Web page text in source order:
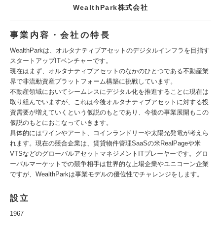
WealthPark株式会社
事業内容・会社の特長
WealthParkは、オルタナティブアセットのデジタルインフラを目指す
スタートアップITベンチャーです。
現在はまず、オルタナティブアセットのなかのひとつである不動産業
界で非流動資産プラットフォーム構築に挑戦しています。
不動産領域においてシームレスにデジタル化を推進することに現在は
取り組んでいますが、これは今後オルタナティブアセットに対する投
資需要が増えていくという仮説のもとであり、今後の事業展開もこの
仮説のもとにおこなっていきます。
具体的にはワインやアート、コインランドリーや太陽光発電が考えら
れます。現在の競合企業は、賃貸物件管理SaaSの米RealPageや米
VTSなどのグローバルアセットマネジメントITプレーヤーです。グロ
ーバルマーケットでの競争相手は世界的な上場企業やユニコーン企業
ですが、WealthParkは事業モデルの優位性でチャレンジをします。
設立
1967